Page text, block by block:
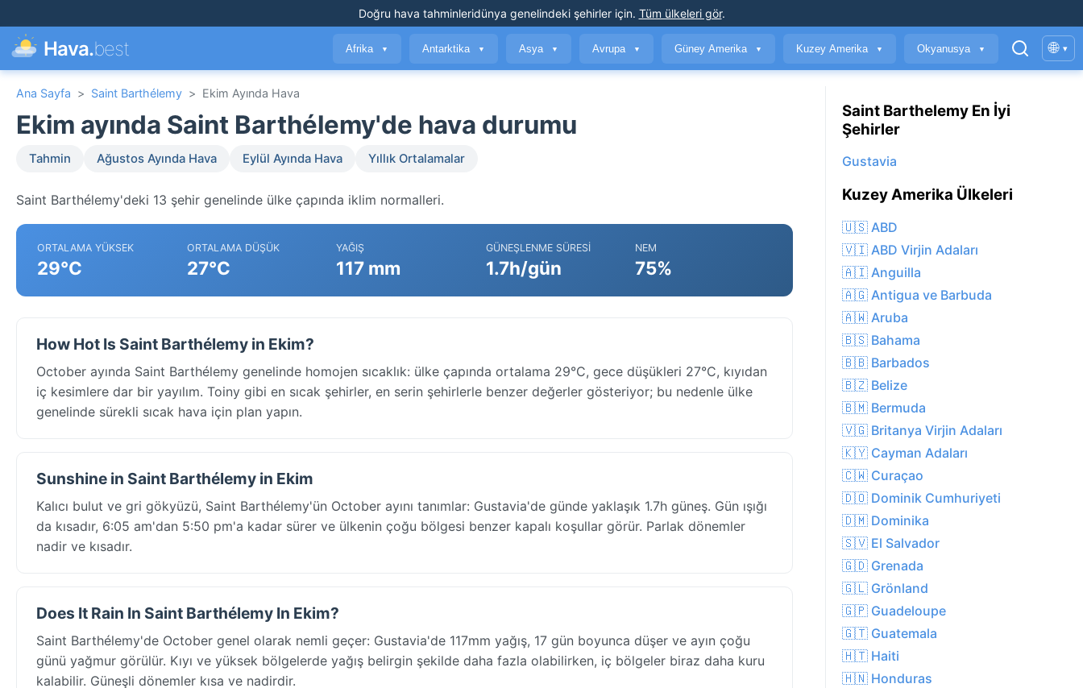
Doğru hava tahminleridünya genelindeki şehirler için. Tüm ülkeleri gör.
Hava.best Afrika ▼ Antarktika ▼ Asya ▼ Avrupa ▼ Güney Amerika ▼ Kuzey Amerika ▼ Okyanusya ▼ 🌐 ▾
Ana Sayfa > Saint Barthélemy > Ekim Ayında Hava
Ekim ayında Saint Barthélemy'de hava durumu
Tahmin Ağustos Ayında Hava Eylül Ayında Hava Yıllık Ortalamalar
Saint Barthélemy'deki 13 şehir genelinde ülke çapında iklim normalleri.
ORTALAMA YÜKSEK
29°C
ORTALAMA DÜŞÜK
27°C
YAĞIŞ
117 mm
GÜNEŞLENME SÜRESI
1.7h/gün
NEM
75%
How Hot Is Saint Barthélemy in Ekim?
October ayında Saint Barthélemy genelinde homojen sıcaklık: ülke çapında ortalama 29°C, gece düşükleri 27°C, kıyıdan
iç kesimlere dar bir yayılım. Toiny gibi en sıcak şehirler, en serin şehirlerle benzer değerler gösteriyor; bu nedenle ülke
genelinde sürekli sıcak hava için plan yapın.
Sunshine in Saint Barthélemy in Ekim
Kalıcı bulut ve gri gökyüzü, Saint Barthélemy'ün October ayını tanımlar: Gustavia'de günde yaklaşık 1.7h güneş. Gün ışığı
da kısadır, 6:05 am'dan 5:50 pm'a kadar sürer ve ülkenin çoğu bölgesi benzer kapalı koşullar görür. Parlak dönemler
nadir ve kısadır.
Does It Rain In Saint Barthélemy In Ekim?
Saint Barthélemy'de October genel olarak nemli geçer: Gustavia'de 117mm yağış, 17 gün boyunca düşer ve ayın çoğu
günü yağmur görülür. Kıyı ve yüksek bölgelerde yağış belirgin şekilde daha fazla olabilirken, iç bölgeler biraz daha kuru
kalabilir. Güneşli dönemler kısa ve nadirdir.
Saint Barthelemy En İyi
Şehirler
Gustavia
Kuzey Amerika Ülkeleri
🇺🇸 ABD
🇻🇮 ABD Virjin Adaları
🇦🇮 Anguilla
🇦🇬 Antigua ve Barbuda
🇦🇼 Aruba
🇧🇸 Bahama
🇧🇧 Barbados
🇧🇿 Belize
🇧🇲 Bermuda
🇻🇬 Britanya Virjin Adaları
🇰🇾 Cayman Adaları
🇨🇼 Curaçao
🇩🇴 Dominik Cumhuriyeti
🇩🇲 Dominika
🇸🇻 El Salvador
🇬🇩 Grenada
🇬🇱 Grönland
🇬🇵 Guadeloupe
🇬🇹 Guatemala
🇭🇹 Haiti
🇭🇳 Honduras